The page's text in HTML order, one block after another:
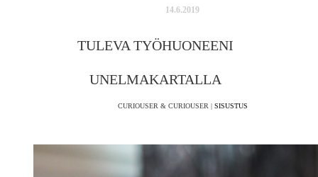
14.6.2019
TULEVA TYÖHUONEENI
UNELMAKARTALLA
CURIOUSER & CURIOUSER | SISUSTUS